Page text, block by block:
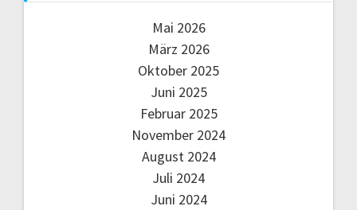
Mai 2026
März 2026
Oktober 2025
Juni 2025
Februar 2025
November 2024
August 2024
Juli 2024
Juni 2024